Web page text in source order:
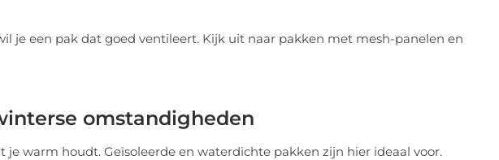
je een pak dat goed ventileert. Kijk uit naar pakken met mesh-panelen en
omstandigheden
je warm houdt. Geïsoleerde en waterdichte pakken zijn hier ideaal voor.